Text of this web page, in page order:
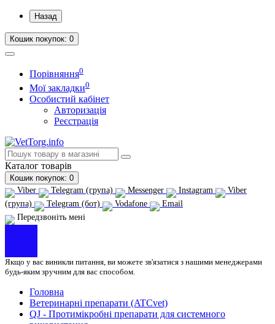
Назад
Кошик покупок: 0
Порівняння0
Мої закладки0
Особистий кабінет
Авторизація
Реєстрація
Каталог товарів
Кошик покупок: 0
Viber
Telegram (група) Messenger Instagram
Viber
(група)
Telegram (бот) Vodafone
Email
Передзвоніть мені
Якщо у вас виникли питання, ви можете зв'язатися з нашими менеджерами
будь-яким зручним для вас способом.
Головна
Ветеринарні препарати (ATCvet)
QJ - Протимікробні препарати для системного